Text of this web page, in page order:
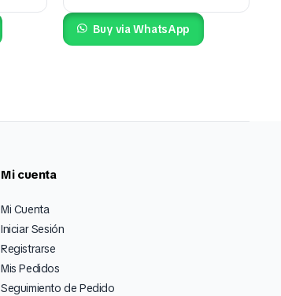
Buy via WhatsApp
Mi cuenta
Mi Cuenta
Iniciar Sesión
Registrarse
Mis Pedidos
Seguimiento de Pedido